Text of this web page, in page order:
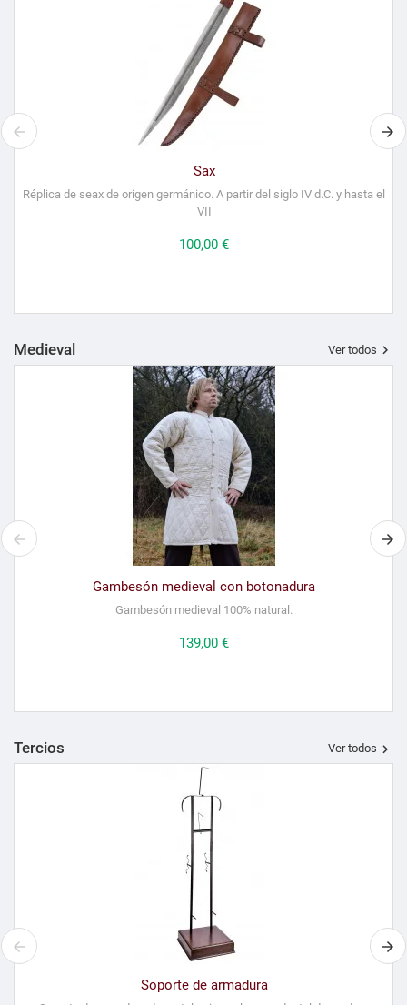
Sax
Réplica de seax de origen germánico. A partir del siglo IV d.C. y hasta el
VII
Precio
100,00 €
Medieval Ver todos 
Gambesón medieval con botonadura
Gambesón medieval 100% natural.
Precio
139,00 €
Tercios Ver todos 
Soporte de armadura